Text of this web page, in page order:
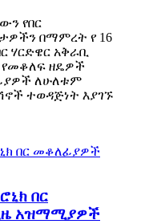
የበር
በማምረት የ 16
ሃርድዌር አቅራቢ
የመቆለፍ ዘዴዎች
ለሁለቱም
ተወዳጅነት እያገኙ
በር
አዝማሚያዎች